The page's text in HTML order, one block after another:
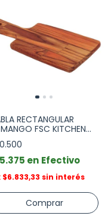
RECTANGULAR
FSC KITCHEN
cm
Efectivo
$6.833,33 sin interés